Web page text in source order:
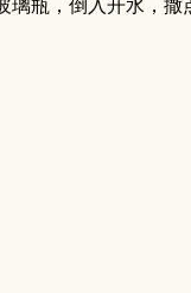
瓶，倒入开水，撒